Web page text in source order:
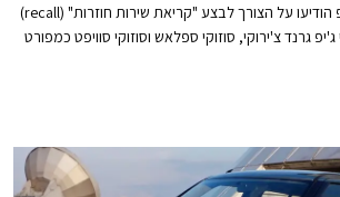
יצרניות הרכב סוזוקי וג'יפ הודיעו על הצורך לבצע "קריאת שירות חוזרות" (recall)
גרנד צ'ירוקי, סוזוקי ספלאש וסוזוקי סוויפט כמפורט